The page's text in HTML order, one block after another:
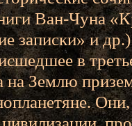
Ван-Чуна
записки» и
в
на Землю